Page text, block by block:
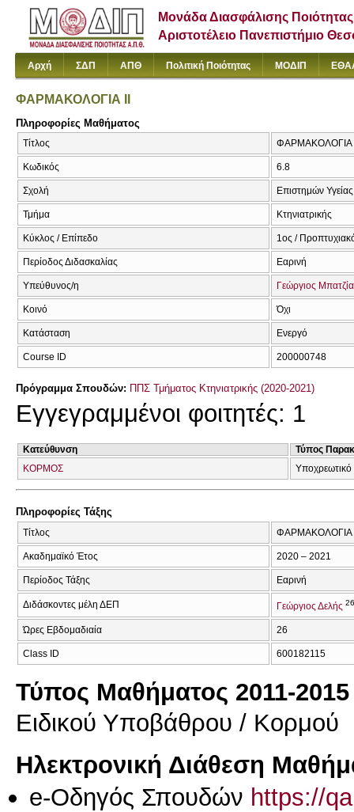
Μονάδα Διασφάλισης Ποιότητας
Αριστοτέλειο Πανεπιστήμιο
Αρχή ΣΔΠ ΑΠΘ Πολιτική Ποιότητας ΜΟΔΙΠ
ΦΑΡΜΑΚΟΛΟΓΙΑ ΙΙ
Πληροφορίες Μαθήματος
Τίτλος ΦΑΡΜΑΚΟΛΟΓΙΑ
Κωδικός 6.8
Σχολή Επιστημών Υγείας
Τμήμα Κτηνιατρικής
Κύκλος / Επίπεδο 1ος /
Περίοδος Διδασκαλίας Εαρινή
Υπεύθυνος/η Γεώργιος
Κοινό Όχι
Κατάσταση Ενεργό
Course ID 200000748
Πρόγραμμα Σπουδών: ΠΠΣ Τμήματος Κτηνιατρικής (2020-2021)
Εγγεγραμμένοι φοιτητές: 1
Κατεύθυνση
Τύπος
ΚΟΡΜΟΣ
Υποχρεωτικό
Πληροφορίες Τάξης
Τίτλος ΦΑΡΜΑΚΟΛΟΓΙΑ
Ακαδημαϊκό Έτος 2020 – 2021
Περίοδος Τάξης Εαρινή
Διδάσκοντες μέλη ΔΕΠ Γεώργιος Δελής
Ώρες Εβδομαδιαία 26
Class ID 600182115
Τύπος Μαθήματος 2011-2015
Ειδικού Υποβάθρου / Κορμού
Ηλεκτρονική Διάθεση
e-Οδηγός Σπουδών https://